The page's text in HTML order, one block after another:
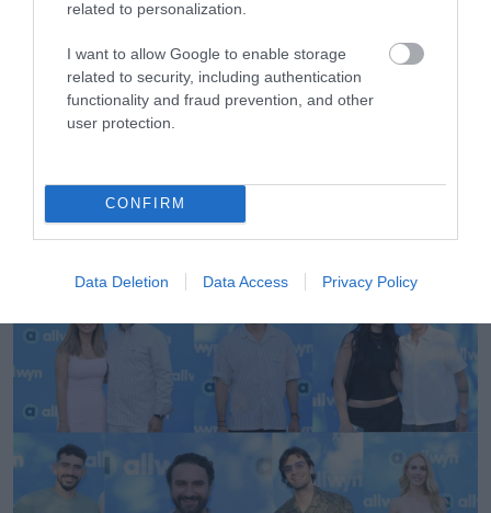
related to personalization.
I want to allow Google to enable storage
related to security, including authentication
functionality and fraud prevention, and other
user protection.
CONFIRM
Data Deletion Data Access Privacy Policy
01.08.2026
Οι πολιτιστικές εκδηλώσεις του Αυγούστου